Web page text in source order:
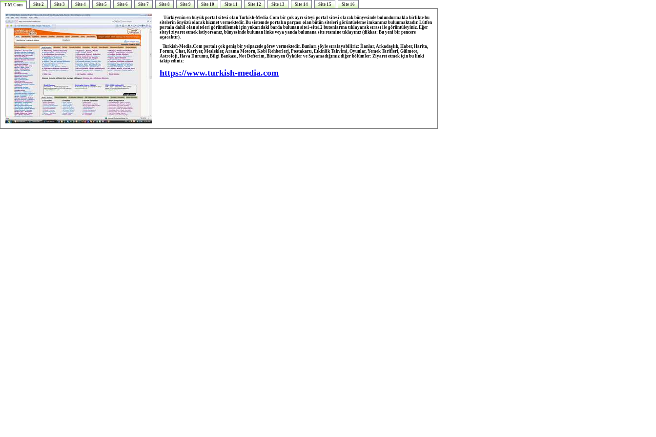
T-M.Com Site 2 Site 3 Site 4 Site 5 Site 6 Site 7 Site 8 Site 9 Site 10 Site 11 Site 12 Site 13 Site 14 Site 15 Site 16
Türkiyenin en büyük portal sitesi olan Turkish-Media.Com bir çok ayrı siteyi portal sitesi olarak bünyesinde bulundurmakla birlikte bu
sitelerin önyüzü olarak hizmet vermektedir. Bu sistemde portalın parçası olan bütün siteleri görüntüeleme imkanınız bulunmaktadır. Lütfen
portala dahil olan siteleri görüntülemek için yukarıdaki barda bulunan site1-site12 butonlarına tıklayarak sırası ile görüntüleyiniz. Eğer
siteyi ziyaret etmek istiyorsanız, bünyesinde bulunan linke veya yanda bulunana site resmine tıklayınız (dikkat: Bu yeni bir pencere
açacaktır).
Turkish-Media.Com portalı çok geniş bir yelpazede görev vermektedir. Bunları şöyle sıralayabiliriz: İlanlar, Arkadaşlık, Haber, Harita,
Forum, Chat, Kariyer, Meslekler, Arama Motoru, Kobi Rehberleri, Postakartı, Etkinlik Takvimi, Oyunlar, Yemek Tarifleri, Gülmece,
Astroloji, Hava Durumu, Bilgi Bankası, Not Defterim, Bitmeyen Öyküler ve Sayamadığımız diğer bölümler: Ziyaret etmek için bu linki
takip ediniz:
https://www.turkish-media.com